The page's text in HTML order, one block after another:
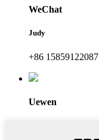
WeChat
Judy
+86 15859122087
Uewen